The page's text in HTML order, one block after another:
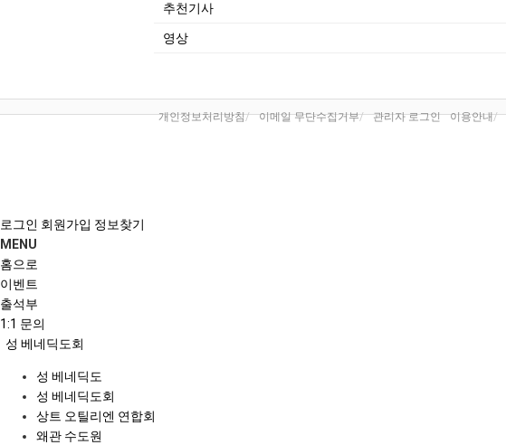
추천기사
영상
개인정보처리방침 이메일 무단수집거부 관리자 로그인 이용안내
로그인 회원가입 정보찾기
MENU
홈으로
이벤트
출석부
1:1 문의
성 베네딕도회
성 베네딕도
성 베네딕도회
상트 오틸리엔 연합회
왜관 수도원